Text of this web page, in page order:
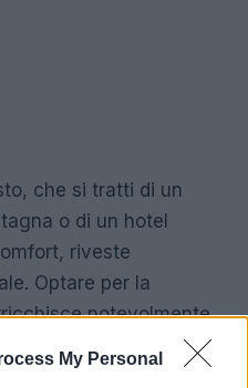
My Personal
che si tratti di un
o di un hotel
riveste
Optare per la
notevolmente
compromettere il